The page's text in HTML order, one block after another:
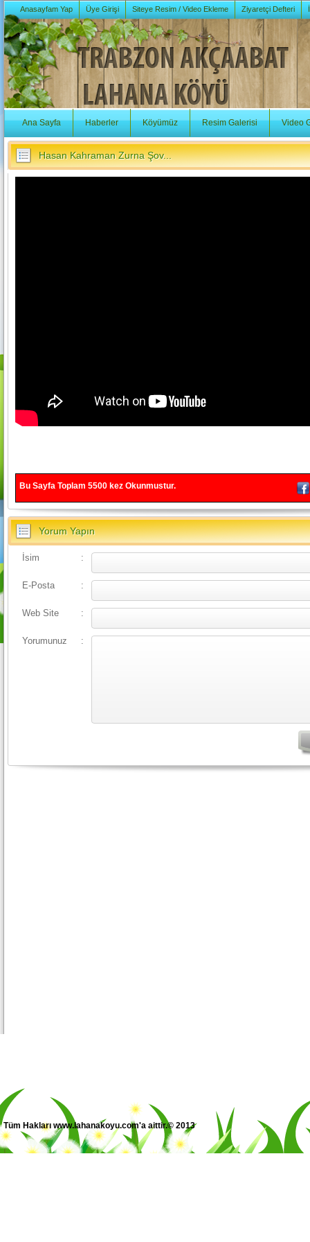
Anasayfam Yap Üye Girişi Siteye Resim / Video Ekleme Ziyaretçi Defteri
Ana Sayfa Haberler Köyümüz Resim Galerisi Video
Hasan Kahraman Zurna Şov...
Bu Sayfa Toplam 5500kez Okunmustur.
Yorum Yapın
İsim :
E-Posta :
Web Site :
Yorumunuz :
Tüm Hakları www.lahanakoyu.com'a aittir.© 2013